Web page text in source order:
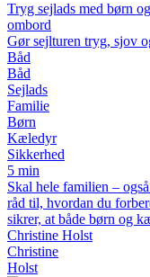
Tryg sejlads med børn
ombord
Gør sejlturen tryg, sjov
Båd
Båd
Sejlads
Familie
Børn
Kæledyr
Sikkerhed
5 min
Skal hele familien –
råd til, hvordan du
sikrer, at både børn og
Christine Holst
Christine
Holst